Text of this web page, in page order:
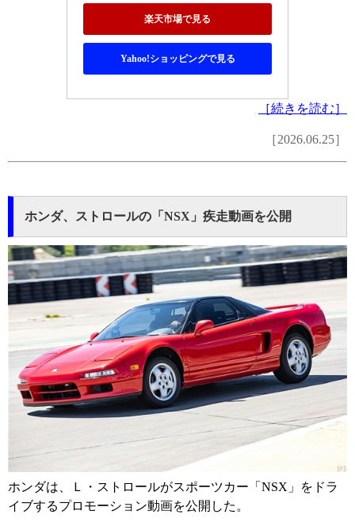
楽天市場で見る
Yahoo!ショッピングで見る
［続きを読む］
［2026.06.25］
ホンダ、ストロールの「NSX」疾走動画を公開
ホンダは、Ｌ・ストロールがスポーツカー「NSX」をドラ
イブするプロモーション動画を公開した。